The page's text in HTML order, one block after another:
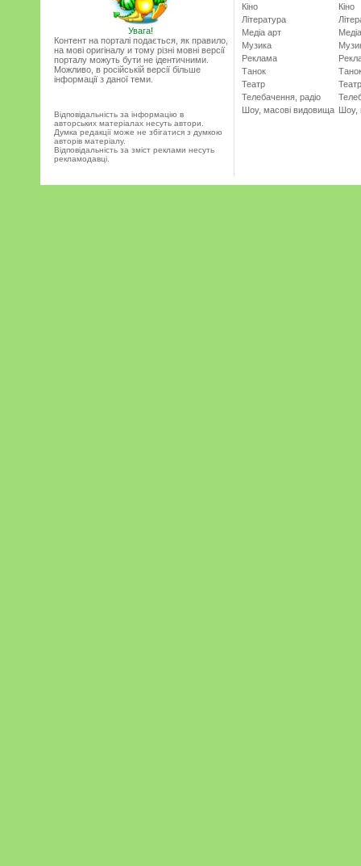
Увага!
Контент на порталі подається, як правило,
на мові оригіналу и тому різні мовні версії
порталу можуть бути не ідентичними.
Можливо, в російській версії більше
інформації з даної теми.
Відповідальність за інформацію в
авторських матеріалах несуть автори.
Думка редакції може не збігатися з думкою
авторів матеріалу.
Відповідальність за зміст реклами несуть
рекламодавці.
Кіно
Література
Медіа арт
Музика
Реклама
Танок
Театр
Телебачення, радіо
Шоу, масові видовища
Кіно
Театр